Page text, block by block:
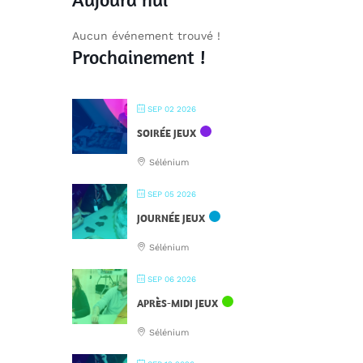
Aucun événement trouvé !
Prochainement !
SEP 02 2026
SOIRÉE JEUX
Sélénium
SEP 05 2026
JOURNÉE JEUX
Sélénium
SEP 06 2026
APRÈS-MIDI JEUX
Sélénium